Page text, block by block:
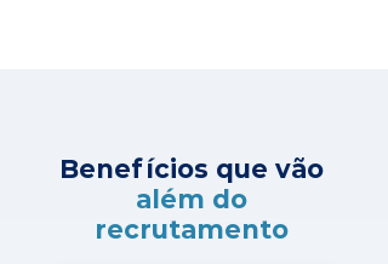
Benefícios que vão
além do
recrutamento